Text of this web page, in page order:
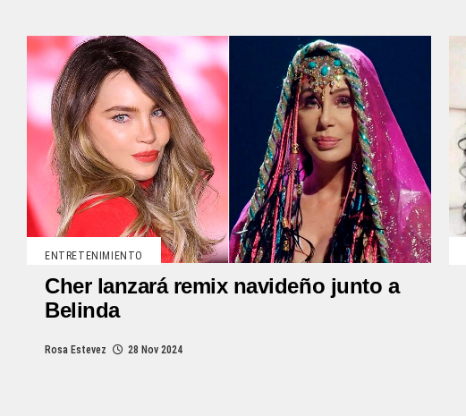
ENTRETENIMIENTO
Cher lanzará remix navideño junto a
Belinda
Rosa Estevez 28 Nov 2024